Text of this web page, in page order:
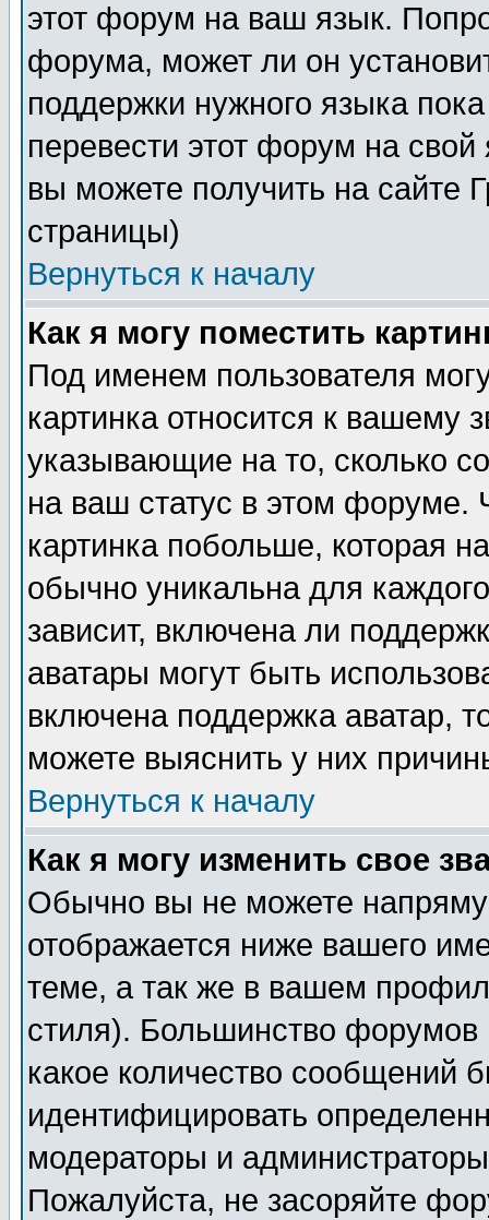
этот форум на ваш язык.
форума, может ли он
поддержки нужного языка
перевести этот форум на
вы можете получить на сайте
страницы)
Вернуться к началу
Как я могу поместить
Под именем пользователя
картинка относится к вашему
указывающие на то, сколько
на ваш статус в этом форуме.
картинка побольше, которая
обычно уникальна для
зависит, включена ли
аватары могут быть
включена поддержка аватар,
можете выяснить у них
Вернуться к началу
Как я могу изменить свое
Обычно вы не можете
отображается ниже вашего
теме, а так же в вашем
стиля). Большинство форумов
какое количество сообщений
идентифицировать
модераторы и
Пожалуйста, не засоряйте